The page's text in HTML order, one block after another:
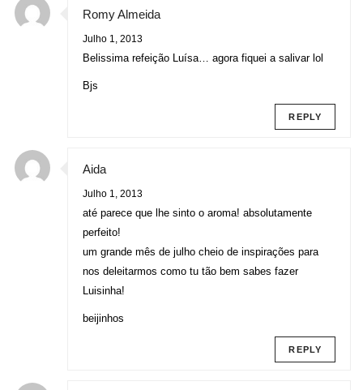
Romy Almeida
Julho 1, 2013
Belissima refeição Luísa… agora fiquei a salivar lol
Bjs
REPLY
Aida
Julho 1, 2013
até parece que lhe sinto o aroma! absolutamente
perfeito!
um grande mês de julho cheio de inspirações para
nos deleitarmos como tu tão bem sabes fazer
Luisinha!
beijinhos
REPLY